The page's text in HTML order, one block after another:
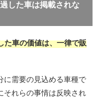
した車は掲載されな
た車の価値は、一律で販
に需要の見込める車種で
それらの事情は反映され